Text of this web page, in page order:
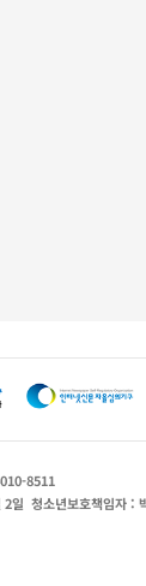
8511
2일 청소년보호책임자 :